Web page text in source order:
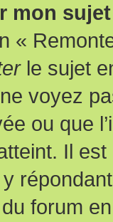
mon
«
le sujet
voyez
ou que
Il
forum